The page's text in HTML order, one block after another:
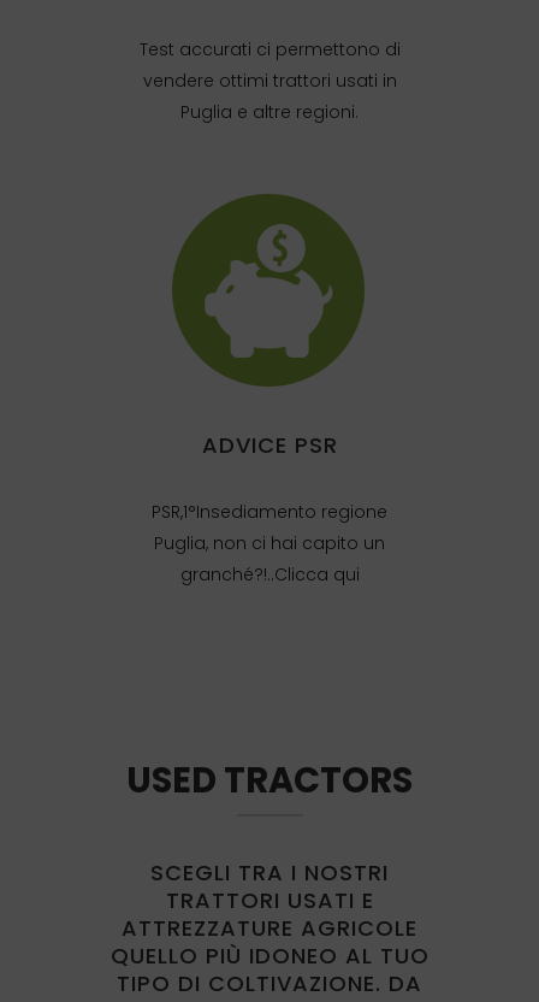
Test accurati ci permettono di
vendere ottimi trattori usati in
Puglia e altre regioni.
ADVICE PSR
PSR,1°Insediamento regione
Puglia, non ci hai capito un
granché?!..Clicca qui
USED TRACTORS
SCEGLI TRA I NOSTRI
TRATTORI USATI E
ATTREZZATURE AGRICOLE
QUELLO PIÙ IDONEO AL TUO
TIPO DI COLTIVAZIONE. DA